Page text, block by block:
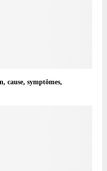
cause, symptômes,